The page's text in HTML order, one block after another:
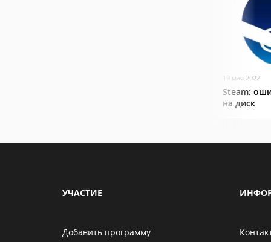
19 мая 2022
Steam:
на диск
УЧАСТИЕ
Добавить программу